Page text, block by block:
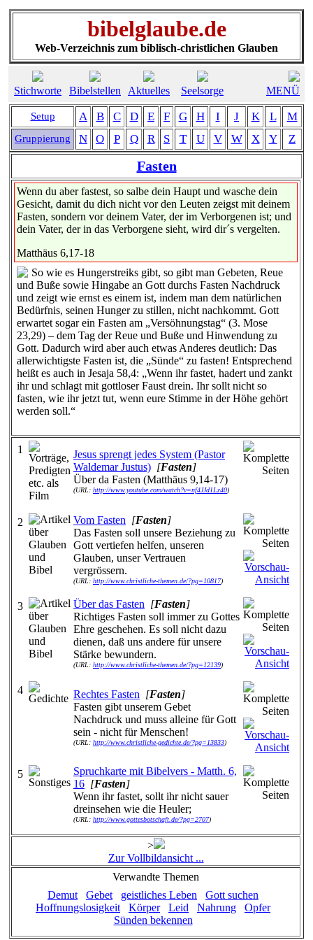
bibelglaube.de
Web-Verzeichnis zum biblisch-christlichen Glauben
Stichworte Bibelstellen Aktuelles Seelsorge MENÜ
Setup A B C D E F G H I J K L M
Gruppierung N O P Q R S T U V W X Y Z
Fasten
Wenn du aber fastest, so salbe dein Haupt und wasche dein
Gesicht, damit du dich nicht vor den Leuten zeigst mit deinem
Fasten, sondern vor deinem Vater, der im Verborgenen ist; und
dein Vater, der in das Verborgene sieht, wird dir´s vergelten.
Matthäus 6,17-18
So wie es Hungerstreiks gibt, so gibt man Gebeten, Reue
und Buße sowie Hingabe an Gott durchs Fasten Nachdruck
und zeigt wie ernst es einem ist, indem man dem natürlichen
Bedürfnis, seinen Hunger zu stillen, nicht nachkommt. Gott
erwartet sogar ein Fasten am „Versöhnungstag“ (3. Mose
23,29) – dem Tag der Reue und Buße und Hinwendung zu
Gott. Dadurch wird aber auch etwas Anderes deutlich: Das
allerwichtigste Fasten ist, die „Sünde“ zu fasten! Entsprechend
heißt es auch in Jesaja 58,4: „Wenn ihr fastet, hadert und zankt
ihr und schlagt mit gottloser Faust drein. Ihr sollt nicht so
fasten, wie ihr jetzt tut, wenn eure Stimme in der Höhe gehört
werden soll.“
1
Jesus sprengt jedes System (Pastor
Waldemar Justus) [Fasten]
Über da Fasten (Matthäus 9,14-17)
(URL: http://www.youtube.com/watch?v=nf4JJd1Lz40)
2 Vom Fasten [Fasten]
Das Fasten soll unsere Beziehung zu
Gott vertiefen helfen, unseren
Glauben, unser Vertrauen
vergrössern.
(URL: http://www.christliche-themen.de/?pg=10817)
3 Über das Fasten [Fasten]
Richtiges Fasten soll immer zu Gottes
Ehre geschehen. Es soll nicht dazu
dienen, daß uns andere für unsere
Stärke bewundern.
(URL: http://www.christliche-themen.de/?pg=12139)
4 Rechtes Fasten [Fasten]
Fasten gibt unserem Gebet
Nachdruck und muss alleine für Gott
sein - nicht für Menschen!
(URL: http://www.christliche-gedichte.de/?pg=13833)
5
Spruchkarte mit Bibelvers - Matth. 6,
16 [Fasten]
Wenn ihr fastet, sollt ihr nicht sauer
dreinsehen wie die Heuler;
(URL: http://www.gottesbotschaft.de/?pg=2707)
>
Zur Vollbildansicht ...
Verwandte Themen
Demut
Gebet geistliches Leben
Gott suchen
Hoffnungslosigkeit
Körper Leid Nahrung
Opfer
Sünden bekennen